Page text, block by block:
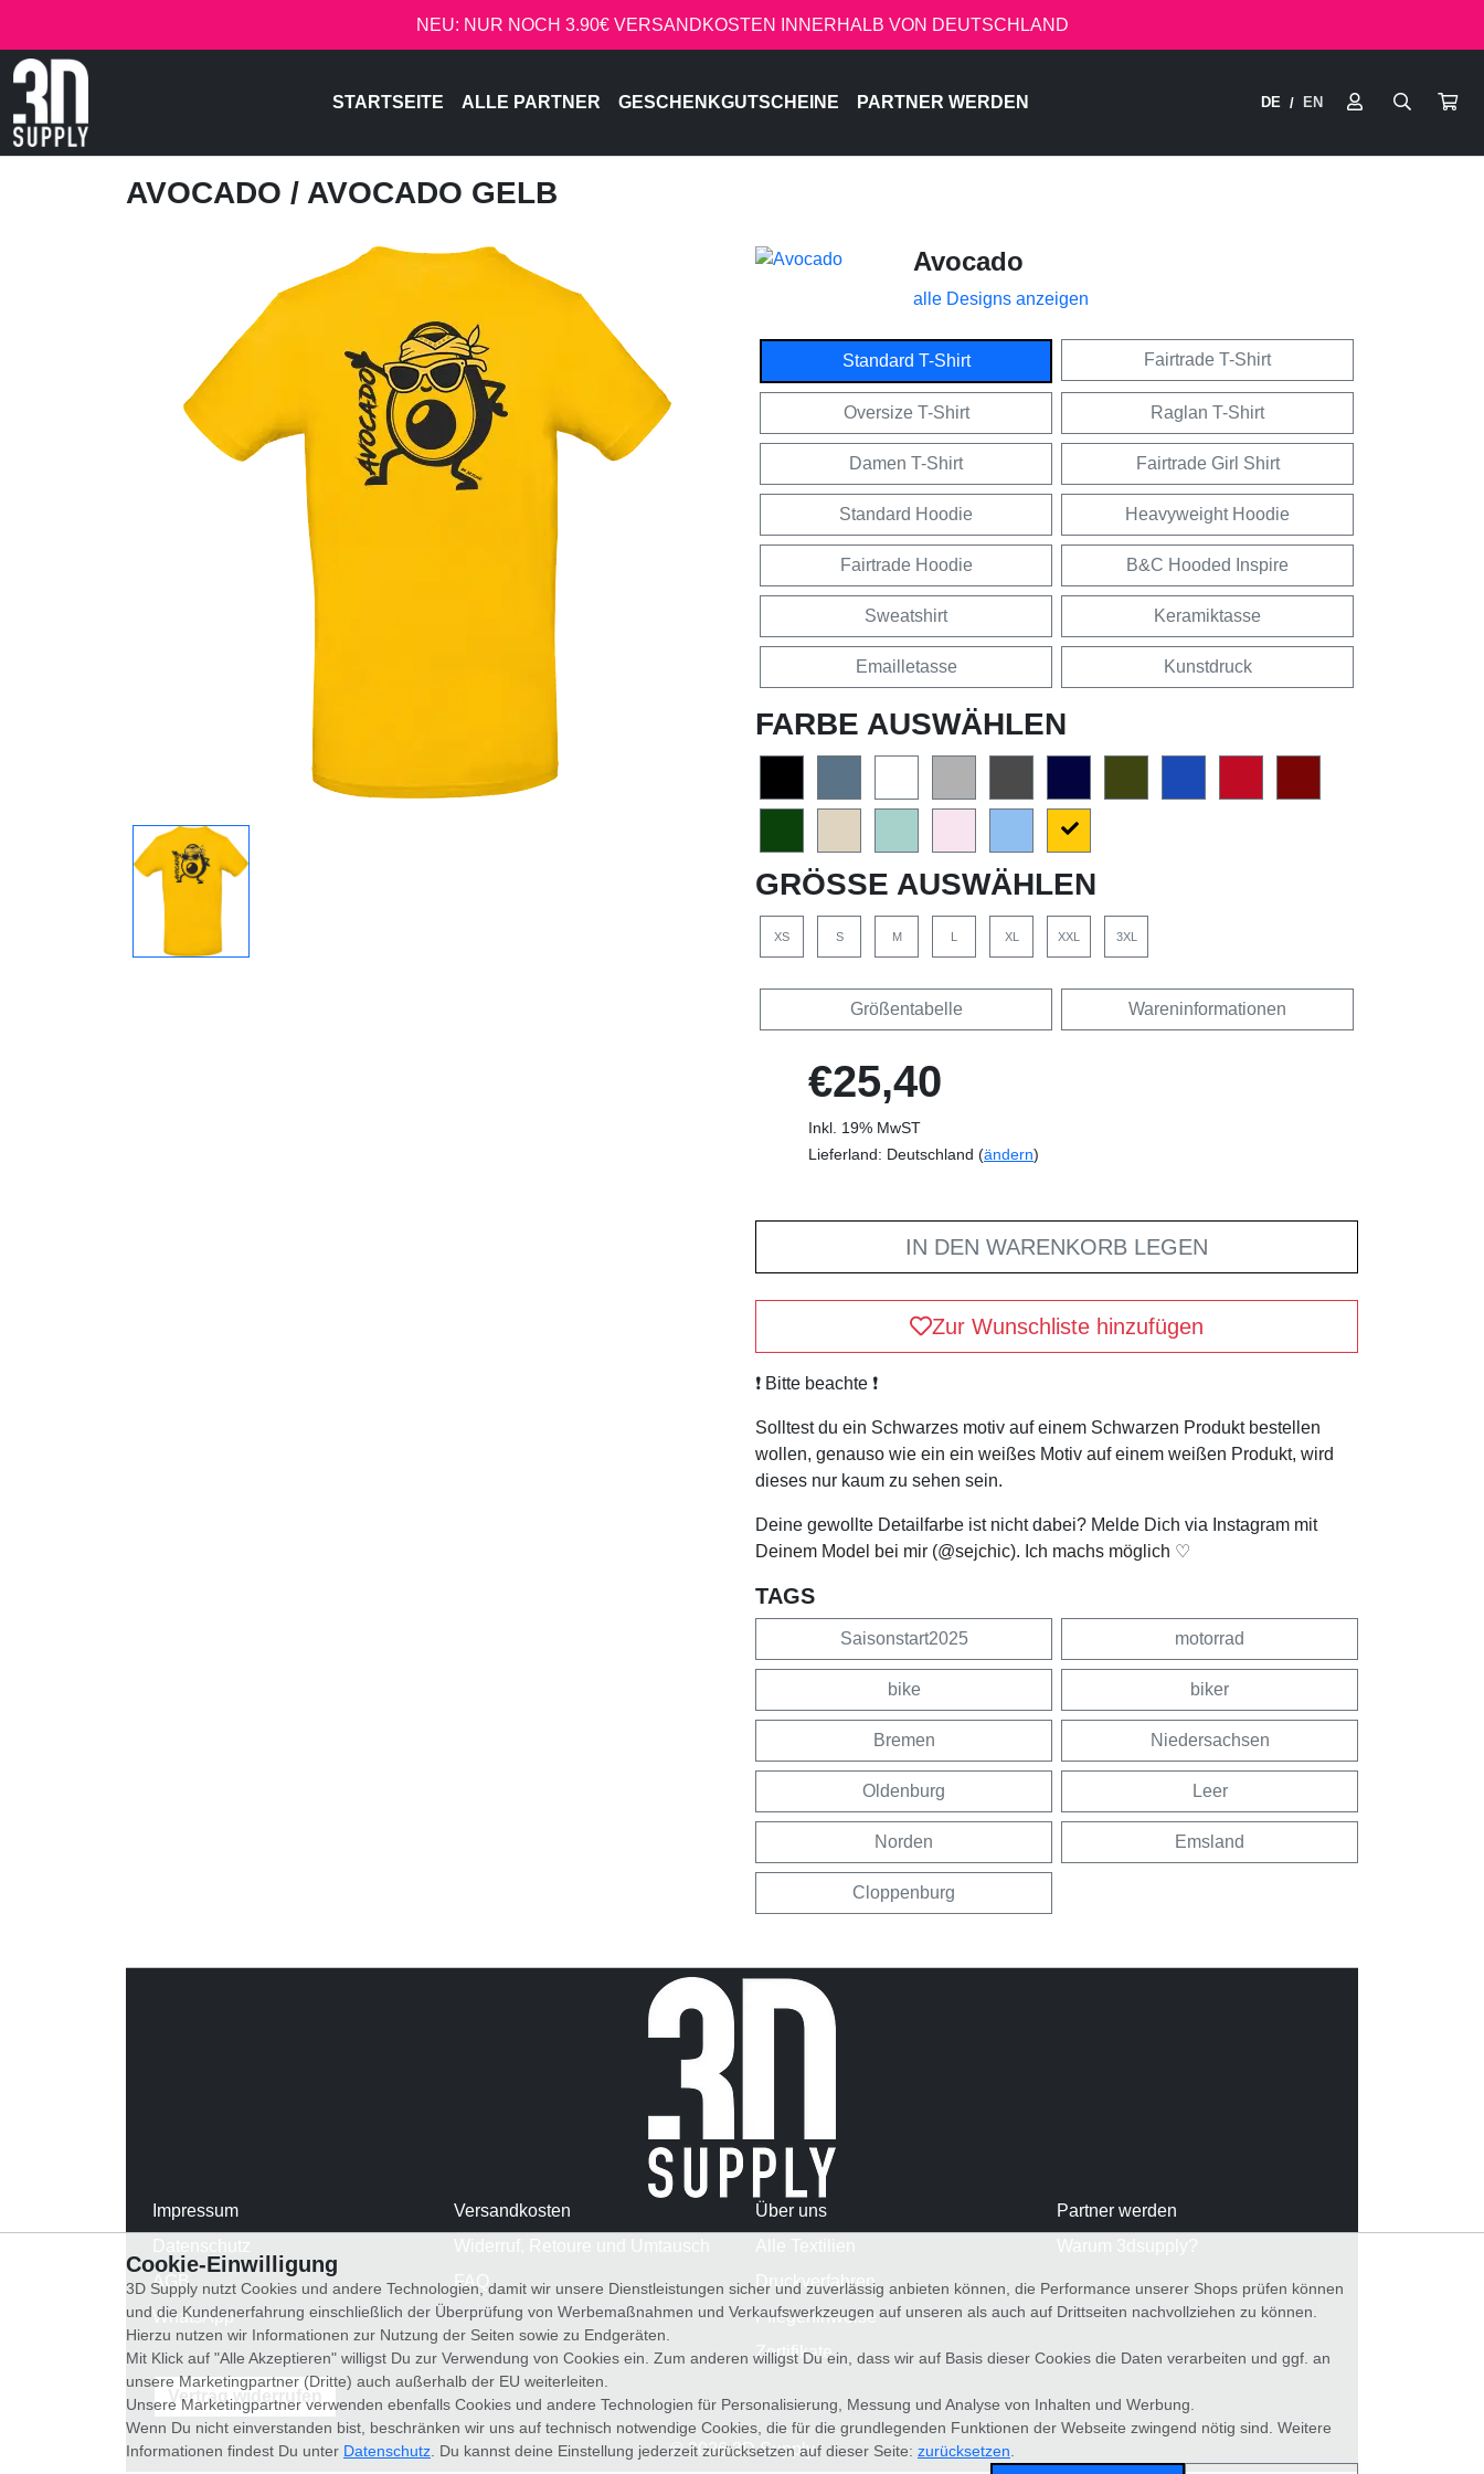
NEU: NUR NOCH 3.90€ VERSANDKOSTEN INNERHALB VON DEUTSCHLAND
STARTSEITE ALLE PARTNER GESCHENKGUTSCHEINE PARTNER WERDEN DE / EN
AVOCADO / AVOCADO GELB
Avocado
alle Designs anzeigen
Standard T-Shirt Fairtrade T-Shirt
Oversize T-Shirt Raglan T-Shirt
Damen T-Shirt Fairtrade Girl Shirt
Standard Hoodie Heavyweight Hoodie
Fairtrade Hoodie B&C Hooded Inspire
Sweatshirt Keramiktasse
Emailletasse Kunstdruck
FARBE AUSWÄHLEN
GRÖSSE AUSWÄHLEN
XS S M L XL XXL 3XL
Größentabelle Wareninformationen
€25,40
Inkl. 19% MwST
Lieferland: Deutschland (ändern)
IN DEN WARENKORB LEGEN
Zur Wunschliste hinzufügen
❗️ Bitte beachte ❗️
Solltest du ein Schwarzes motiv auf einem Schwarzen Produkt bestellen
wollen, genauso wie ein ein weißes Motiv auf einem weißen Produkt, wird
dieses nur kaum zu sehen sein.
Deine gewollte Detailfarbe ist nicht dabei? Melde Dich via Instagram mit
Deinem Model bei mir (@sejchic). Ich machs möglich ♡
TAGS
Saisonstart2025 motorrad
bike biker
Bremen Niedersachsen
Oldenburg Leer
Norden Emsland
Cloppenburg
Impressum
AGB
WhatsApp
Versandkosten
FAQ
Über uns
Druckverfahren
Pflegehinweise
Zertifikate
Partner werden
Vertrag widerrufen
© 2026 3D Supply
Cookie-Einwilligung
3D Supply nutzt Cookies und andere Technologien, damit wir unsere Dienstleistungen sicher und zuverlässig anbieten können, die Performance unserer Shops prüfen können
und die Kundenerfahrung einschließlich der Überprüfung von Werbemaßnahmen und Verkaufswerkzeugen auf unseren als auch auf Drittseiten nachvollziehen zu können.
Hierzu nutzen wir Informationen zur Nutzung der Seiten sowie zu Endgeräten.
Mit Klick auf "Alle Akzeptieren" willigst Du zur Verwendung von Cookies ein. Zum anderen willigst Du ein, dass wir auf Basis dieser Cookies die Daten verarbeiten und ggf. an
unsere Marketingpartner (Dritte) auch außerhalb der EU weiterleiten.
Unsere Marketingpartner verwenden ebenfalls Cookies und andere Technologien für Personalisierung, Messung und Analyse von Inhalten und Werbung.
Wenn Du nicht einverstanden bist, beschränken wir uns auf technisch notwendige Cookies, die für die grundlegenden Funktionen der Webseite zwingend nötig sind. Weitere
Informationen findest Du unter Datenschutz . Du kannst deine Einstellung jederzeit zurücksetzen auf dieser Seite: zurücksetzen